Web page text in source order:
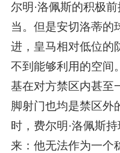
尔明·洛佩斯的积极
当。但是安切洛蒂的
进，皇马相对低位的
不到能够利用的空间
基在对方禁区内甚至
脚射门也均是禁区外
时，费尔明·洛佩斯
来：他无法作为一个